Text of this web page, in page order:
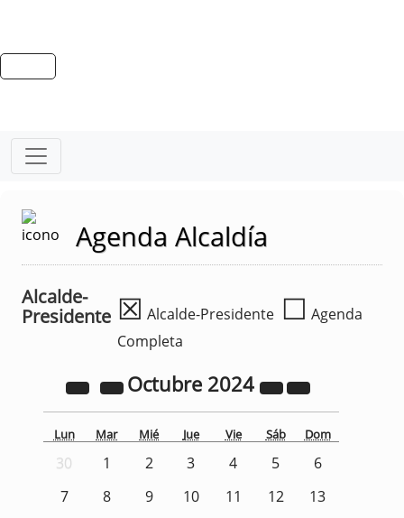
Agenda Alcaldía
Alcalde-
Presidente ☒ Alcalde-Presidente ☐ Agenda
Completa
Octubre 2024
Lun Mar Mié Jue Vie Sáb Dom
30 1 2 3 4 5
6
7
8 9 10 11 12
13